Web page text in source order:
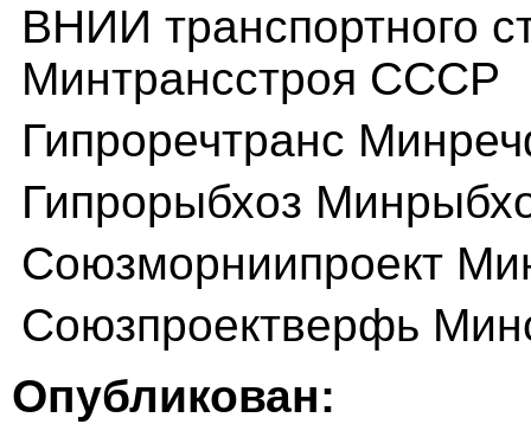
ВНИИ транспортного
Минтрансстроя СССР
Гипроречтранс
Гипрорыбхоз
Союзморниипроект
Союзпроектверфь
Опубликован: